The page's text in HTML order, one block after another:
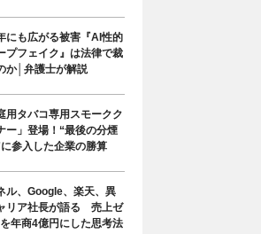
にも広がる被害『AI性的
プフェイク』は法律で裁
か│弁護士が解説
用タバコ専用スモークク
ー」登場！“最後の分煙
参入した企業の勝算
ル、Google、楽天、異
リア社長が語る 売上ゼ
年商4億円にした思考法